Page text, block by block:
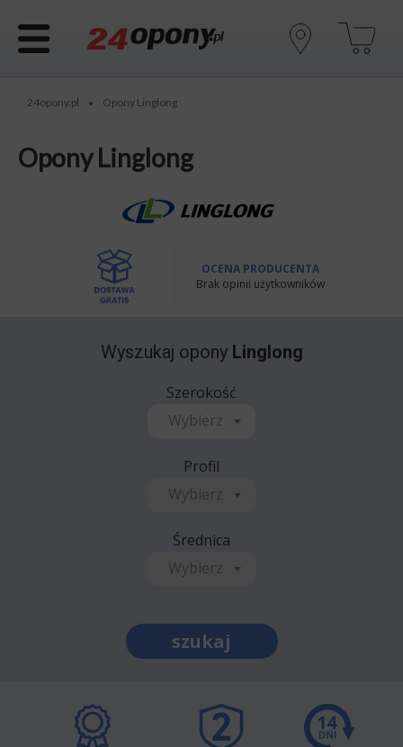
24opony.pl • Opony Linglong
Opony Linglong
OCENA PRODUCENTA
Brak opinii użytkowników
Wyszukaj opony Linglong
Szerokość
Wybierz
Profil
Wybierz
Średnica
Wybierz
szukaj